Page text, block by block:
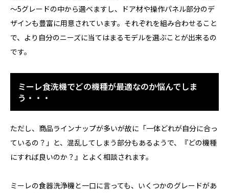
～5グレードの中から選べますし、ドア材や操作パネル部分のデ
ザインも豊富に用意されています。それぞれを組み合わせること
で、より自分のニーズに当てはまるモデルを選ぶことが出来るの
です。
ミーレ食洗機でどの機種が最適なのか悩んでしま
う・・・
ただし、商品ラインナップが多いが故に「一体どれが自分に合っ
ているの？」と、混乱してしまう部分もあるようで、『どの機種
にすれば良いのか？』とよく相談されます。
ミーレの食器洗浄機と一口に言っても、いくつかのグレードがあ